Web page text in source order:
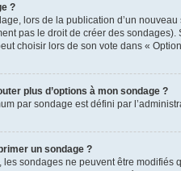
?
lors de la publication d’un
pas le droit de créer des
choisir lors de son vote dans «
plus d’options à mon sondage ?
par sondage est défini par
un sondage ?
sondages ne peuvent être